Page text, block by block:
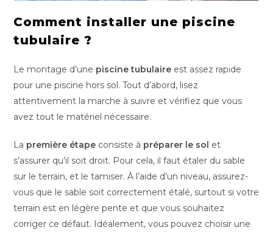
Comment installer une piscine
tubulaire ?
Le montage d’une piscine tubulaire est assez rapide
pour une piscine hors sol. Tout d’abord, lisez
attentivement la marche à suivre et vérifiez que vous
avez tout le matériel nécessaire.
La première étape consiste à préparer le sol et
s’assurer qu’il soit droit. Pour cela, il faut étaler du sable
sur le terrain, et le tamiser. À l’aide d’un niveau, assurez-
vous que le sable soit correctement étalé, surtout si votre
terrain est en légère pente et que vous souhaitez
corriger ce défaut. Idéalement, vous pouvez choisir une